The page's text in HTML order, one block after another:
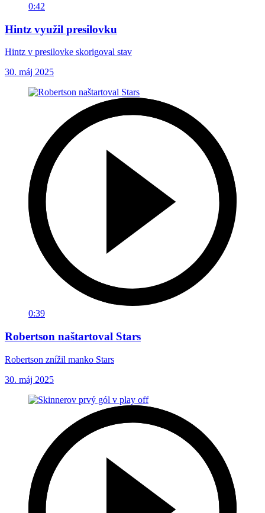
0:42
Hintz využil presilovku
Hintz v presilovke skorigoval stav
30. máj 2025
0:39
Robertson naštartoval Stars
Robertson znížil manko Stars
30. máj 2025